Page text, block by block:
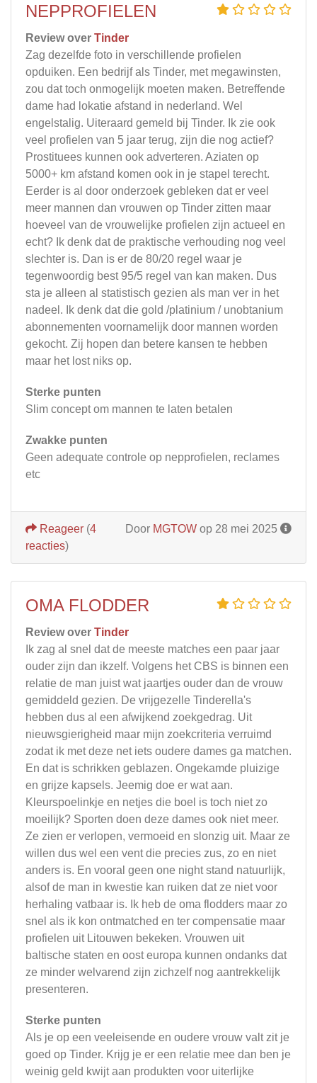
NEPPROFIELEN
Review over Tinder
Zag dezelfde foto in verschillende profielen
opduiken. Een bedrijf als Tinder, met megawinsten,
zou dat toch onmogelijk moeten maken. Betreffende
dame had lokatie afstand in nederland. Wel
engelstalig. Uiteraard gemeld bij Tinder. Ik zie ook
veel profielen van 5 jaar terug, zijn die nog actief?
Prostituees kunnen ook adverteren. Aziaten op
5000+ km afstand komen ook in je stapel terecht.
Eerder is al door onderzoek gebleken dat er veel
meer mannen dan vrouwen op Tinder zitten maar
hoeveel van de vrouwelijke profielen zijn actueel en
echt? Ik denk dat de praktische verhouding nog veel
slechter is. Dan is er de 80/20 regel waar je
tegenwoordig best 95/5 regel van kan maken. Dus
sta je alleen al statistisch gezien als man ver in het
nadeel. Ik denk dat die gold /platinium / unobtanium
abonnementen voornamelijk door mannen worden
gekocht. Zij hopen dan betere kansen te hebben
maar het lost niks op.
Sterke punten
Slim concept om mannen te laten betalen
Zwakke punten
Geen adequate controle op nepprofielen, reclames
etc
Door MGTOW op 28 mei 2025
Reageer (4
reacties)
OMA FLODDER
Review over Tinder
Ik zag al snel dat de meeste matches een paar jaar
ouder zijn dan ikzelf. Volgens het CBS is binnen een
relatie de man juist wat jaartjes ouder dan de vrouw
gemiddeld gezien. De vrijgezelle Tinderella's
hebben dus al een afwijkend zoekgedrag. Uit
nieuwsgierigheid maar mijn zoekcriteria verruimd
zodat ik met deze net iets oudere dames ga matchen.
En dat is schrikken geblazen. Ongekamde pluizige
en grijze kapsels. Jeemig doe er wat aan.
Kleurspoelinkje en netjes die boel is toch niet zo
moeilijk? Sporten doen deze dames ook niet meer.
Ze zien er verlopen, vermoeid en slonzig uit. Maar ze
willen dus wel een vent die precies zus, zo en niet
anders is. En vooral geen one night stand natuurlijk,
alsof de man in kwestie kan ruiken dat ze niet voor
herhaling vatbaar is. Ik heb de oma flodders maar zo
snel als ik kon ontmatched en ter compensatie maar
profielen uit Litouwen bekeken. Vrouwen uit
baltische staten en oost europa kunnen ondanks dat
ze minder welvarend zijn zichzelf nog aantrekkelijk
presenteren.
Sterke punten
Als je op een veeleisende en oudere vrouw valt zit je
goed op Tinder. Krijg je er een relatie mee dan ben je
weinig geld kwijt aan produkten voor uiterlijke